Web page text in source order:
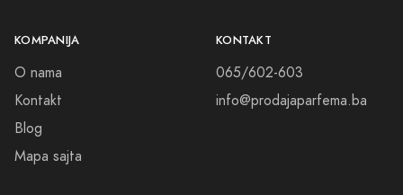
KOMPANIJA
O nama
Kontakt
Blog
Mapa sajta
KONTAKT
065/602-603
info@prodajaparfema.ba